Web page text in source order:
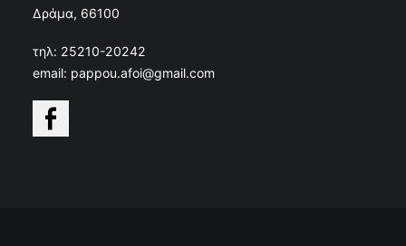
Δράμα, 66100
τηλ: 25210-20242
email: pappou.afoi@gmail.com